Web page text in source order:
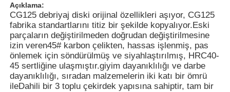
Açıklama:
CG125 debriyaj diski orijinal özellikleri aşıyor, CG125
fabrika standartlarını titiz bir şekilde kopyalıyor.Eski
parçaların değiştirilmeden doğrudan değiştirilmesine
izin veren45# karbon çelikten, hassas işlenmiş, pas
önlemek için söndürülmüş ve siyahlaştırılmış, HRC40-
45 sertliğine ulaşmıştır.giyim dayanıklılığı ve darbe
dayanıklılığı, sıradan malzemelerin iki katı bir ömrü
ileDahili bir 3 toplu çekirdek yapısına sahiptir, tam bir